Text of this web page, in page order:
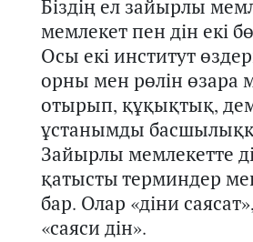
Біздің ел зайырлы
мемлекет пен дін екі
Осы екі институт
орны мен рөлін өзара
отырып, құқықтық,
ұстанымды
Зайырлы мемлекетте
қатысты терминдер
бар. Олар «діни
«саяси дін».